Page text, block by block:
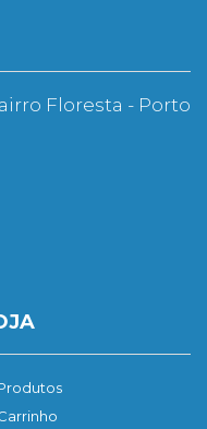
Floresta - Porto